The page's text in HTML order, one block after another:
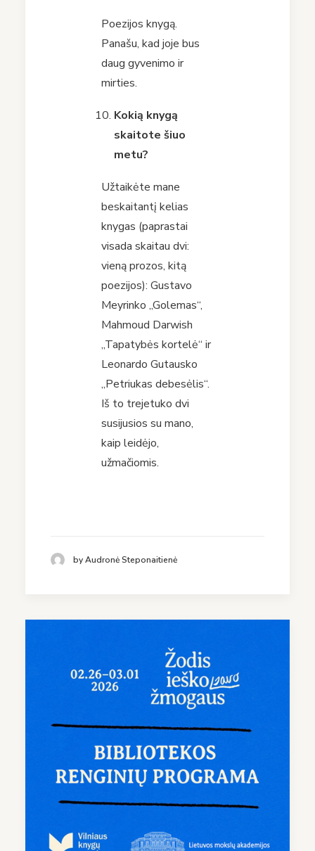
Poezijos knygą.
Panašu, kad joje bus
daug gyvenimo ir
mirties.
Kokią knygą
skaitote šiuo
metu?
Užtaikėte mane
beskaitantį kelias
knygas (paprastai
visada skaitau dvi:
vieną prozos, kitą
poezijos): Gustavo
Meyrinko „Golemas“,
Mahmoud Darwish
„Tapatybės kortelė“ ir
Leonardo Gutausko
„Petriukas debesėlis“.
Iš to trejetuko dvi
susijusios su mano,
kaip leidėjo,
užmačiomis.
by Audronė Steponaitienė